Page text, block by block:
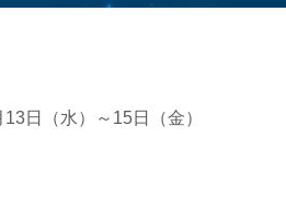
日（水）～15日（金）